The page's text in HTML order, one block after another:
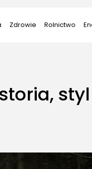
Zdrowie Rolnictwo